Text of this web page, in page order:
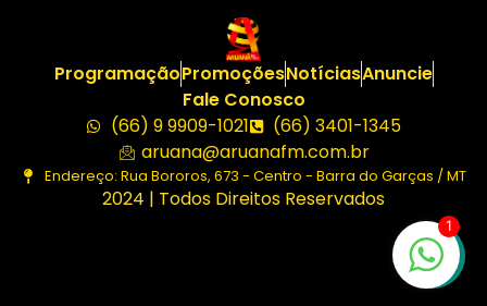
ProgramaçãoPromoçõesNotíciasAnuncie
Fale Conosco
(66) 9 9909-1021
(66) 3401-1345
aruana@aruanafm.com.br
Endereço: Rua Bororos, 673 - Centro - Barra do Garças / MT
2024 | Todos Direitos Reservados
1